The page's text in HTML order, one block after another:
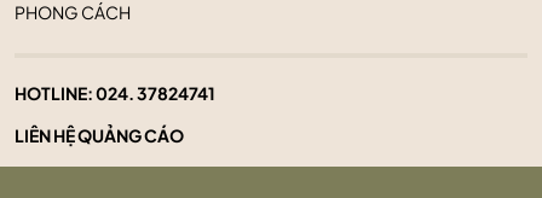
PHONG CÁCH
HOTLINE:024. 37824741
LIÊN HỆ QUẢNG CÁO